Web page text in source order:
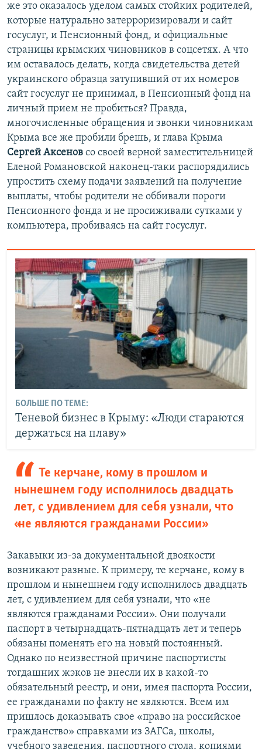
же это оказалось уделом самых стойких родителей,
которые натурально затерроризировали и сайт
госуслуг, и Пенсионный фонд, и официальные
страницы крымских чиновников в соцсетях. А что
им оставалось делать, когда свидетельства детей
украинского образца затупивший от их номеров
сайт госуслуг не принимал, в Пенсионный фонд на
личный прием не пробиться? Правда,
многочисленные обращения и звонки чиновникам
Крыма все же пробили брешь, и глава Крыма
Сергей Аксенов со своей верной заместительницей
Еленой Романовской наконец-таки распорядились
упростить схему подачи заявлений на получение
выплаты, чтобы родители не оббивали пороги
Пенсионного фонда и не просиживали сутками у
компьютера, пробиваясь на сайт госуслуг.
БОЛЬШЕ ПО ТЕМЕ:
Теневой бизнес в Крыму: «Люди стараются
держаться на плаву»
Те керчане, кому в прошлом и
нынешнем году исполнилось двадцать
лет, с удивлением для себя узнали, что
«не являются гражданами России»
Закавыки из-за документальной двоякости
возникают разные. К примеру, те керчане, кому в
прошлом и нынешнем году исполнилось двадцать
лет, с удивлением для себя узнали, что «не
являются гражданами России». Они получали
паспорт в четырнадцать-пятнадцать лет и теперь
обязаны поменять его на новый постоянный.
Однако по неизвестной причине паспортисты
тогдашних жэков не внесли их в какой-то
обязательный реестр, и они, имея паспорта России,
ее гражданами по факту не являются. Всем им
пришлось доказывать свое «право на российское
гражданство» справками из ЗАГСа, школы,
учебного заведения, паспортного стола, копиями